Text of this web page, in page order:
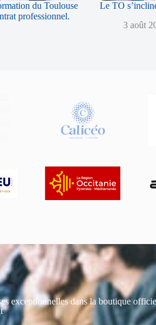
du Toulouse
professionnel.
Le TO
3 août
exceptionnelles dans la boutique